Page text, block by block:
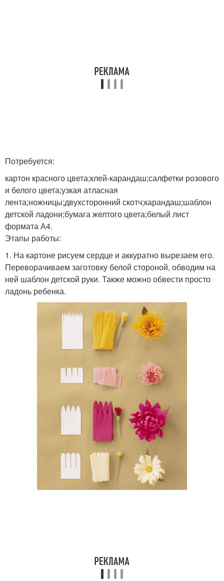
Потребуется:
картон красного цвета;клей-карандаш;салфетки розового
и белого цвета;узкая атласная
лента;ножницы;двухсторонний скотч;карандаш;шаблон
детской ладони;бумага желтого цвета;белый лист
формата А4.
Этапы работы:
1. На картоне рисуем сердце и аккуратно вырезаем его.
Переворачиваем заготовку белой стороной, обводим на
ней шаблон детской руки. Также можно обвести просто
ладонь ребенка.